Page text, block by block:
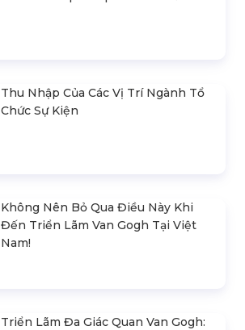
Thu Nhập Của Các Vị Trí Ngành Tổ
Chức Sự Kiện
Không Nên Bỏ Qua Điều Này Khi
Đến Triển Lãm Van Gogh Tại Việt
Nam!
Triển Lãm Đa Giác Quan Van Gogh: